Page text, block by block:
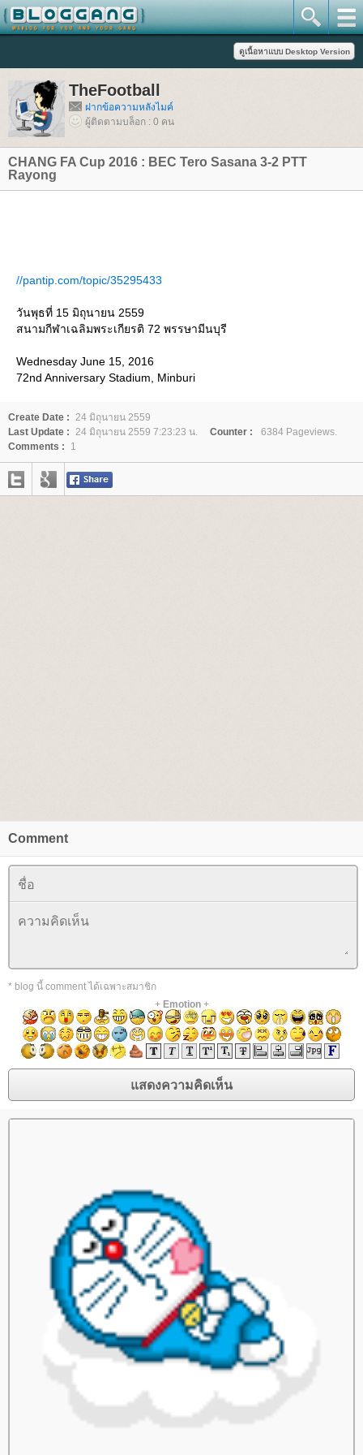
TheFootball
ฝากข้อความหลังไมค์
ผู้ติดตามบล็อก : 0 คน
CHANG FA Cup 2016 : BEC Tero Sasana 3-2 PTT
Rayong
//pantip.com/topic/35295433
วันพุธที่ 15 มิถุนายน 2559
สนามกีฬาเฉลิมพระเกียรติ 72 พรรษามีนบุรี
Wednesday June 15, 2016
72nd Anniversary Stadium, Minburi
Create Date : 24 มิถุนายน 2559
Last Update : 24 มิถุนายน 2559 7:23:23 น. Counter :
6384 Pageviews.
Comments :
1
Comment
* blog นี้ comment ได้เฉพาะสมาชิก
+ Emotion+